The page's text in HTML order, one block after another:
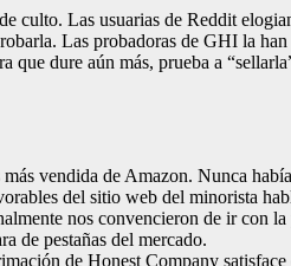
culto. Las usuarias de Reddit
Las probadoras de GHI la
dure aún más, prueba a
vendida de Amazon. Nunca
del sitio web del minorista
nos convencieron de ir con
de pestañas del mercado.
de Honest Company